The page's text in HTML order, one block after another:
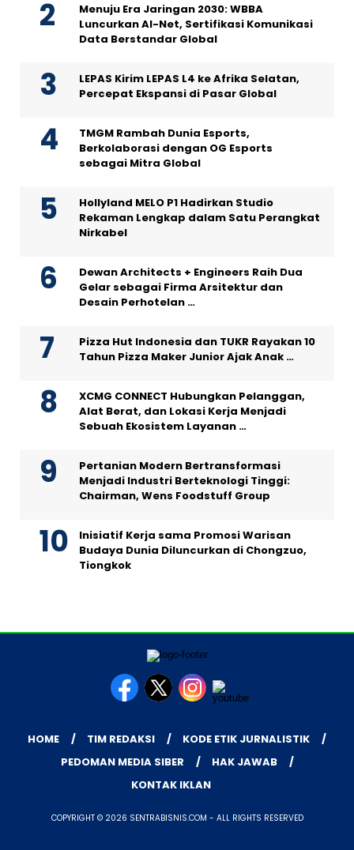
Menuju Era Jaringan 2030: WBBA
Luncurkan AI-Net, Sertifikasi Komunikasi
Data Berstandar Global
LEPAS Kirim LEPAS L4 ke Afrika Selatan,
Percepat Ekspansi di Pasar Global
TMGM Rambah Dunia Esports,
Berkolaborasi dengan OG Esports
sebagai Mitra Global
Hollyland MELO P1 Hadirkan Studio
Rekaman Lengkap dalam Satu Perangkat
Nirkabel
Dewan Architects + Engineers Raih Dua
Gelar sebagai Firma Arsitektur dan
Desain Perhotelan …
Pizza Hut Indonesia dan TUKR Rayakan 10
Tahun Pizza Maker Junior Ajak Anak …
XCMG CONNECT Hubungkan Pelanggan,
Alat Berat, dan Lokasi Kerja Menjadi
Sebuah Ekosistem Layanan …
Pertanian Modern Bertransformasi
Menjadi Industri Berteknologi Tinggi:
Chairman, Wens Foodstuff Group
Inisiatif Kerja sama Promosi Warisan
Budaya Dunia Diluncurkan di Chongzuo,
Tiongkok
HOME TIM REDAKSI
KODE ETIK JURNALISTIK
PEDOMAN MEDIA SIBER
HAK JAWAB
KONTAK IKLAN
COPYRIGHT © 2026 SENTRABISNIS.COM - ALL RIGHTS RESERVED